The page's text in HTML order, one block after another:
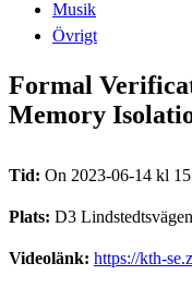
Musik
Övrigt
Formal
Memory
Tid: On 2023-06-14 kl
Plats: D3
Videolänk: https://kth-